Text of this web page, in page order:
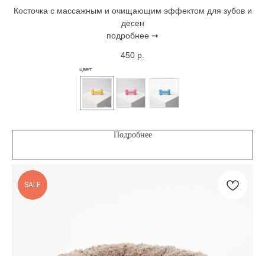
Косточка с массажным и очищающим эффектом для зубов и
десен
подробнее ➞
450 р.
цвет
Подробнее
SALE